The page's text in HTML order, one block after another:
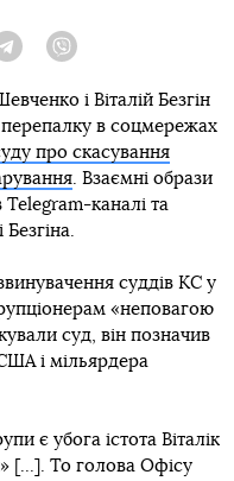
TelegramViber
і Віталій Безгін
в соцмережах
про скасування
. Взаємні образи
каналі та
суддів КС у
«неповагою
суд, він позначив
і мільярдера
є убога істота Віталік
[...]. То голова Офісу